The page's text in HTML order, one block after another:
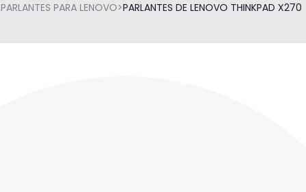
PARLANTES PARA LENOVO>PARLANTES DE LENOVO THINKPAD X270